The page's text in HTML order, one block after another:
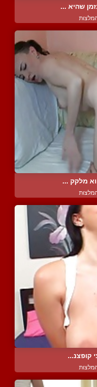
שהיא ...
מלקק ...
קופצנ...